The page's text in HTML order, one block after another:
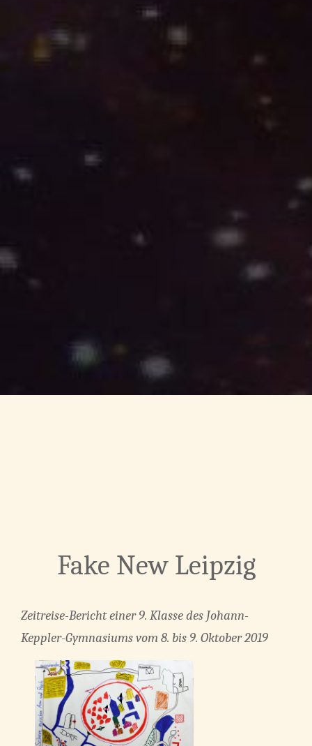
Fake New Leipzig
Zeitreise-Bericht einer 9. Klasse des Johann-
Keppler-Gymnasiums vom 8. bis 9. Oktober 2019